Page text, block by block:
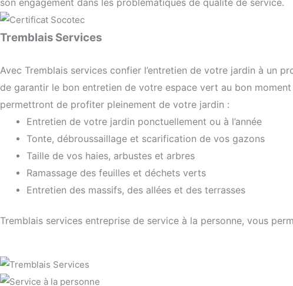
Tremblais Services
Avec Tremblais services confier l’entretien de votre jardin à un
de garantir le bon entretien de votre espace vert au bon
permettront de profiter pleinement de votre jardin :
Entretien de votre jardin ponctuellement ou à l’année
Tonte, débroussaillage et scarification de vos gazons
Taille de vos haies, arbustes et arbres
Ramassage des feuilles et déchets verts
Entretien des massifs, des allées et des terrasses
Tremblais services entreprise de service à la personne, vous